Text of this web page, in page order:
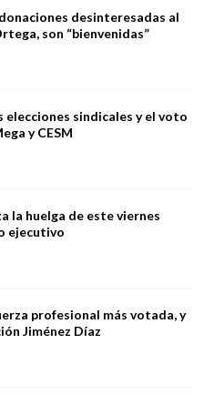
desinteresadas al
son “bienvenidas”
elecciones sindicales y el voto
y CESM
la huelga de este viernes
ejecutivo
profesional más votada, y
Jiménez Díaz